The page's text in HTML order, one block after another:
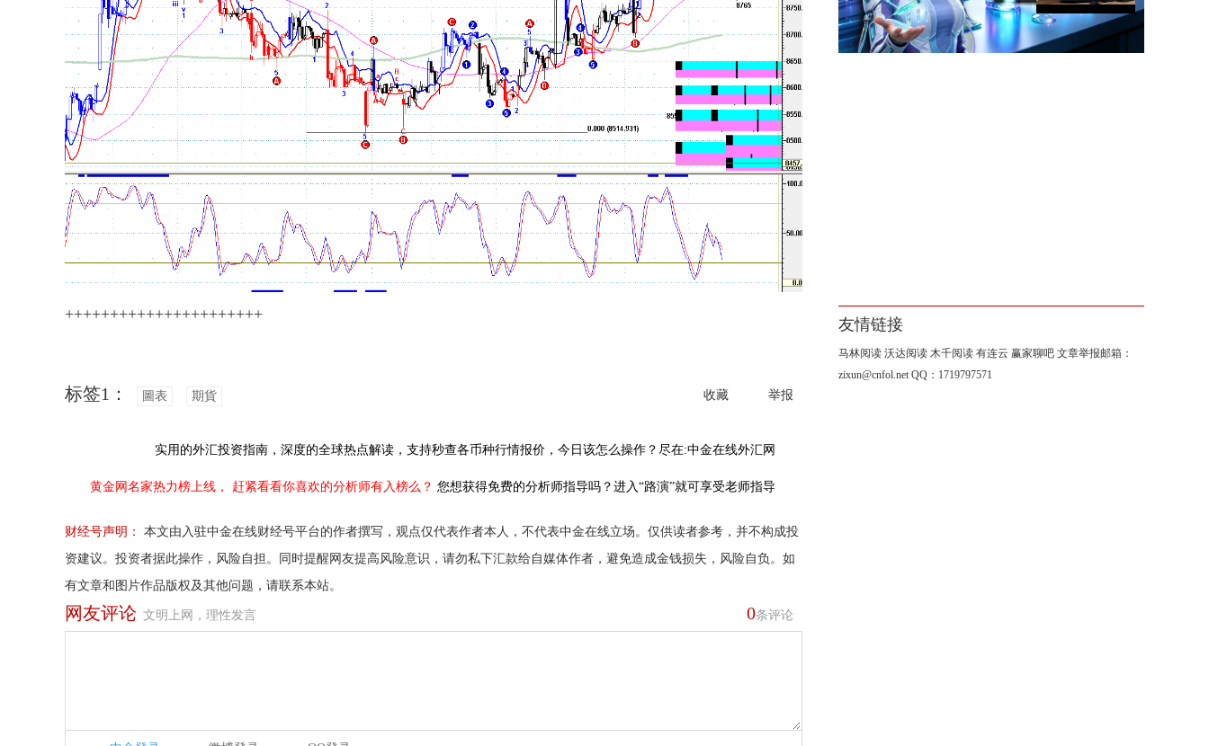
++++++++++++++++++++++
收藏 举报
标签1： 圖表 期貨
实用的外汇投资指南， 深度的全球热点解读， 支持秒查各币种行情报价，今日该怎么操作？尽在:中金在线外汇网
黄金网名家热力榜上线， 赶紧看看你喜欢的分析师有入榜么？ 您想获得免费的分析师指导吗？进入“路演”就可享受老师指导
财经号声明：
本文由入驻中金在线财经号平台的作者撰写，观点仅代表作者本人，不代表中金在线立场。仅供读者参考，并不构成投
资建议。投资者据此操作，风险自担。同时提醒网友提高风险意识，请勿私下汇款给自媒体作者，避免造成金钱损失，风险自负。如
有文章和图片作品版权及其他问题，请联系本站。
0条评论
网友评论 文明上网，理性发言
黄金暴涨之后，今晚非农可能
让很多人意外！
友情链接
马林阅读 沃达阅读 木千阅读 有连云 赢家聊吧 文章举报邮箱：
zixun@cnfol.net QQ：1719797571